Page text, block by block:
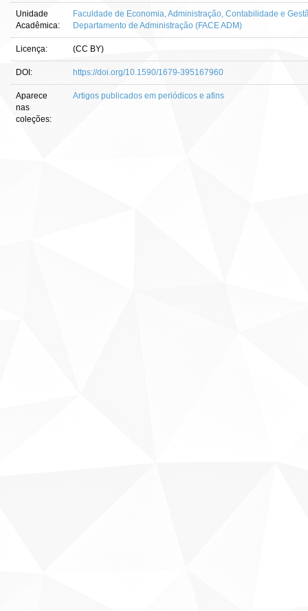
Unidade
Acadêmica:
Faculdade de Economia, Administração, Contabilidade e
Departamento de Administração (FACE ADM)
Licença: (CC BY)
DOI: https://doi.org/10.1590/1679-395167960
Aparece
nas
coleções:
Artigos publicados em periódicos e afins